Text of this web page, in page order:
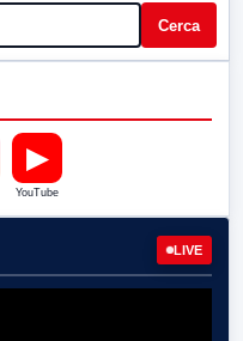
Cerca
▶
YouTube
LIVE